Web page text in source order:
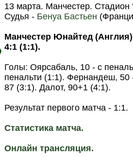
13 марта. Манчестер. Стадион
Судья - Бенуа Бастьен
Манчестер Юнайтед
4:1 (1:1).
Голы: Оярсабаль, 10 - с
пенальти (1:1). Фернандеш,
87 (3:1). Далот, 90+1 (4:1).
Результат первого матча - 1:1.
Статистика матча.
Онлайн трансляция.